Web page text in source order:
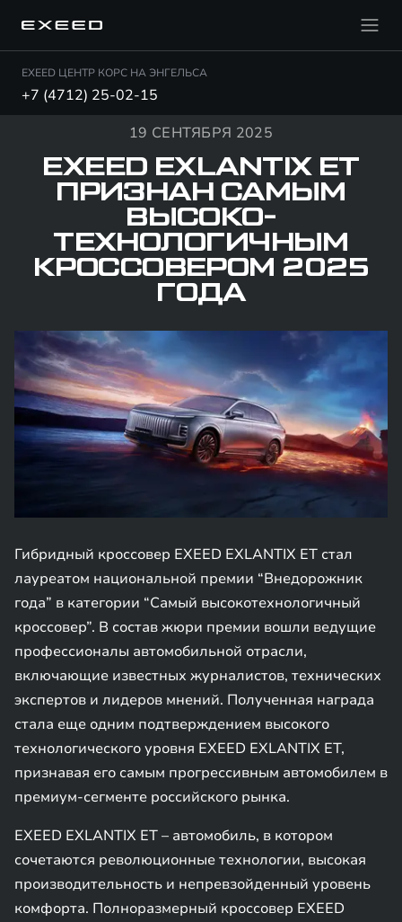
EXEED ЦЕНТР КОРС НА ЭНГЕЛЬСА
+7 (4712) 25-02-15
19 СЕНТЯБРЯ 2025
EXEED EXLANTIX ET
ПРИЗНАН САМЫМ
ВЫСОКО­
ТЕХНОЛОГИЧНЫМ
КРОССОВЕРОМ 2025
ГОДА
Гибридный кроссовер EXEED EXLANTIX ET стал
лауреатом национальной премии “Внедорожник
года” в категории “Самый высокотехнологичный
кроссовер”. В состав жюри премии вошли ведущие
профессионалы автомобильной отрасли,
включающие известных журналистов, технических
экспертов и лидеров мнений. Полученная награда
стала еще одним подтверждением высокого
технологического уровня EXEED EXLANTIX ET,
признавая его самым прогрессивным автомобилем в
премиум-сегменте российского рынка.
EXEED EXLANTIX ET – автомобиль, в котором
сочетаются революционные технологии, высокая
производительность и непревзойденный уровень
комфорта. Полноразмерный кроссовер EXEED